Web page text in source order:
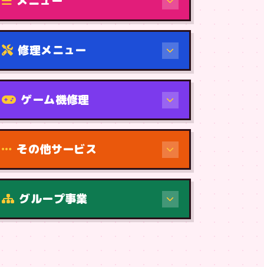
修理メニュー
機種から
ゲーム機修理
その他サービス
グループ事業